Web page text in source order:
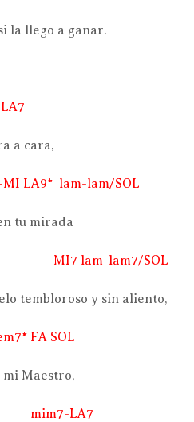
la llego a ganar.
a cara,
LA9* lam-lam/SOL
tu mirada
MI7 lam-lam7/SOL
tembloroso y sin aliento,
FA SOL
Maestro,
LA7